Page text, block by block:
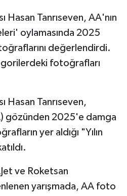
Hasan Tanrıseven, AA'nın
oylamasında 2025
değerlendirdi.
fotoğrafları
Hasan Tanrıseven,
gözünden 2025'e damga
yer aldığı "Yılın
ve Roketsan
yarışmada, AA foto